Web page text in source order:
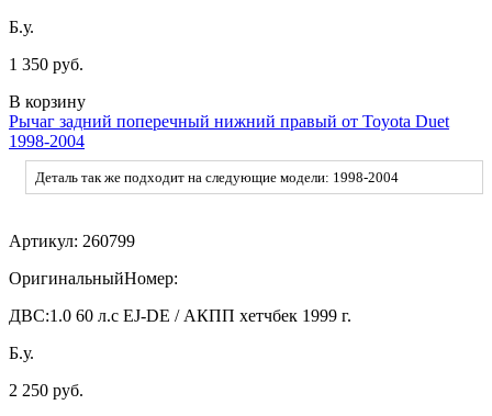
Б.у.
1 350 руб.
В корзину
Рычаг задний поперечный нижний правый от Toyota Duet
1998-2004
Деталь так же подходит на следующие модели: 1998-2004
Артикул: 260799
ОригинальныйНомер:
ДВС:1.0 60 л.с EJ-DE / АКПП хетчбек 1999 г.
Б.у.
2 250 руб.